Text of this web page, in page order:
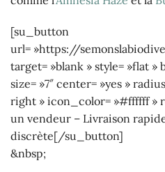
[su_button
url= »https://
target= »blank » style= »flat »
size= »7″ center= »yes »
right » icon_color= »#ffffff »
un vendeur – Livraison
discrète[/su_button]
&nbsp;